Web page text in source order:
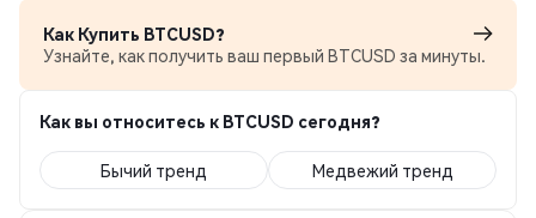
Как Купить BTCUSD?
Узнайте, как получить ваш первый BTCUSD за минуты.
Как вы относитесь к BTCUSD сегодня?
Бычий тренд Медвежий тренд